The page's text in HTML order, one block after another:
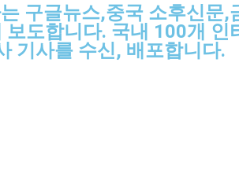
구글뉴스,중국 소후신문
보도합니다. 국내 100개
기사를 수신, 배포합니다.